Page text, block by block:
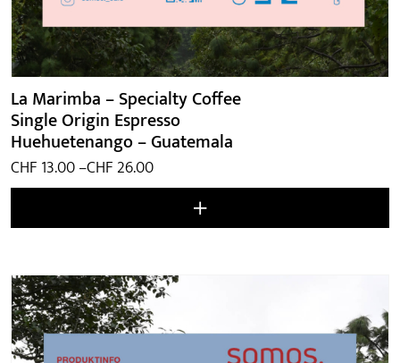
La Marimba – Specialty Coffee
Single Origin Espresso
Huehuetenango – Guatemala
CHF 13.00–CHF 26.00
Preisspanne:
CHF 13.00